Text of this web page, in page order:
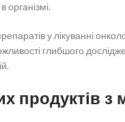
організмі.
у лікуванні
глибшого
продуктів з